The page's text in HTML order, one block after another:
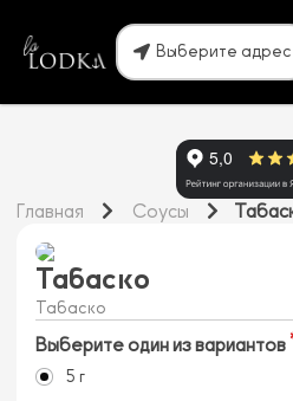
Выберите адрес
Главная Соусы
Табаско
Табаско
Выберите один из вариантов
5 г